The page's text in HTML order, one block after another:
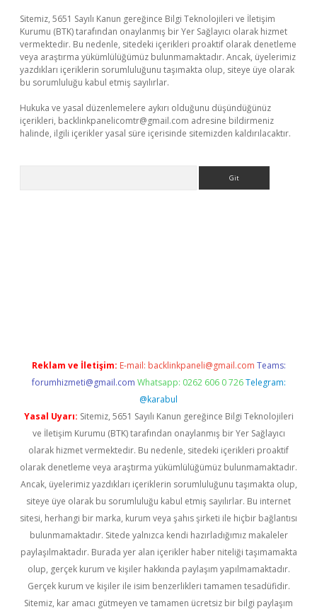
Sitemiz, 5651 Sayılı Kanun gereğince Bilgi Teknolojileri ve İletişim
Kurumu (BTK) tarafından onaylanmış bir Yer Sağlayıcı olarak hizmet
vermektedir. Bu nedenle, sitedeki içerikleri proaktif olarak denetleme
veya araştırma yükümlülüğümüz bulunmamaktadır. Ancak, üyelerimiz
yazdıkları içeriklerin sorumluluğunu taşımakta olup, siteye üye olarak
bu sorumluluğu kabul etmiş sayılırlar.
Hukuka ve yasal düzenlemelere aykırı olduğunu düşündüğünüz
içerikleri, backlinkpanelicomtr@gmail.com adresine bildirmeniz
halinde, ilgili içerikler yasal süre içerisinde sitemizden kaldırılacaktır.
Reklam ve İletişim: E-mail: backlinkpaneli@gmail.com Teams:
forumhizmeti@gmail.com Whatsapp: 0262 606 0 726 Telegram:
@karabul
Yasal Uyarı: Sitemiz, 5651 Sayılı Kanun gereğince Bilgi Teknolojileri
ve İletişim Kurumu (BTK) tarafından onaylanmış bir Yer Sağlayıcı
olarak hizmet vermektedir. Bu nedenle, sitedeki içerikleri proaktif
olarak denetleme veya araştırma yükümlülüğümüz bulunmamaktadır.
Ancak, üyelerimiz yazdıkları içeriklerin sorumluluğunu taşımakta olup,
siteye üye olarak bu sorumluluğu kabul etmiş sayılırlar. Bu internet
sitesi, herhangi bir marka, kurum veya şahıs şirketi ile hiçbir bağlantısı
bulunmamaktadır. Sitede yalnızca kendi hazırladığımız makaleler
paylaşılmaktadır. Burada yer alan içerikler haber niteliği taşımamakta
olup, gerçek kurum ve kişiler hakkında paylaşım yapılmamaktadır.
Gerçek kurum ve kişiler ile isim benzerlikleri tamamen tesadüfidir.
Sitemiz, kar amacı gütmeyen ve tamamen ücretsiz bir bilgi paylaşım